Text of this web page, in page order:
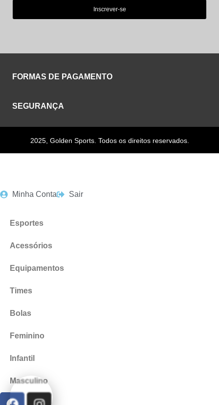
Inscrever-se
FORMAS DE PAGAMENTO
SEGURANÇA
2025, Golden Sports. Todos os direitos reservados.
Minha Conta Sair
Esportes
Acessórios
Equipamentos
Times
Bolas
Feminino
Infantil
Masculino